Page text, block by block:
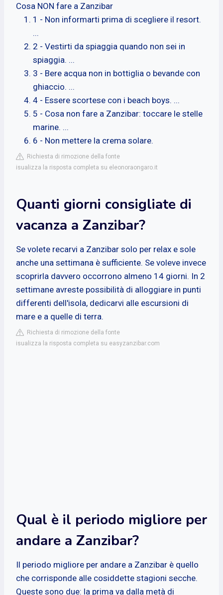
Cosa NON fare a Zanzibar
1 - Non informarti prima di scegliere il resort.
...
2 - Vestirti da spiaggia quando non sei in
spiaggia. ...
3 - Bere acqua non in bottiglia o bevande con
ghiaccio. ...
4 - Essere scortese con i beach boys. ...
5 - Cosa non fare a Zanzibar: toccare le stelle
marine. ...
6 - Non mettere la crema solare.
Richiesta di rimozione della fonte
isualizza la risposta completa su eleonoraongaro.it
Quanti giorni consigliate di
vacanza a Zanzibar?
Se volete recarvi a Zanzibar solo per relax e sole
anche una settimana è sufficiente. Se voleve invece
scoprirla davvero occorrono almeno 14 giorni. In 2
settimane avreste possibilità di alloggiare in punti
differenti dell'isola, dedicarvi alle escursioni di
mare e a quelle di terra.
Richiesta di rimozione della fonte
isualizza la risposta completa su easyzanzibar.com
Qual è il periodo migliore per
andare a Zanzibar?
Il periodo migliore per andare a Zanzibar è quello
che corrisponde alle cosiddette stagioni secche.
Queste sono due: la prima va dalla metà di